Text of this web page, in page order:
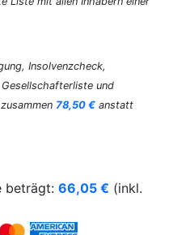
Insolvenzcheck,
und
78,50 € anstatt
beträgt: 66,05 € (inkl.